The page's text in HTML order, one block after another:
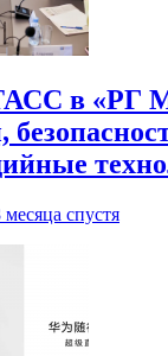
в «РГ
месяца спустя